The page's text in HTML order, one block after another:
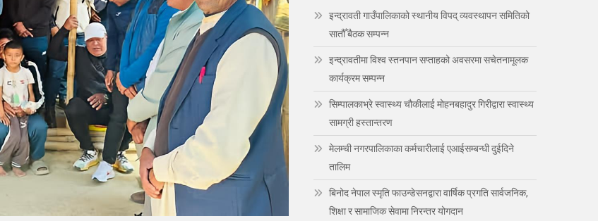
इन्द्रावती गाउँपालिकाको स्थानीय विपद् व्यवस्थापन समितिको
सातौँ बैठक सम्पन्न
इन्द्रावतीमा विश्व स्तनपान सप्ताहको अवसरमा सचेतनामूलक
कार्यक्रम सम्पन्न
सिम्पालकाभ्रे स्वास्थ्य चौकीलाई मोहनबहादुर गिरीद्वारा स्वास्थ्य
सामग्री हस्तान्तरण
मेलम्ची नगरपालिकाका कर्मचारीलाई एआईसम्बन्धी दुईदिने
तालिम
बिनोद नेपाल स्मृति फाउन्डेसनद्वारा वार्षिक प्रगति सार्वजनिक,
शिक्षा र सामाजिक सेवामा निरन्तर योगदान